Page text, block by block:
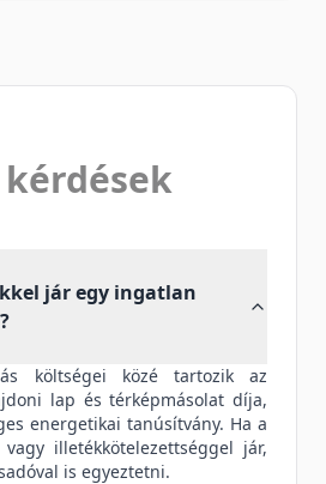
jár egy ingatlan
költségei közé tartozik az
lap és térképmásolat díja,
energetikai tanúsítvány. Ha a
illetékkötelezettséggel jár,
is egyeztetni.